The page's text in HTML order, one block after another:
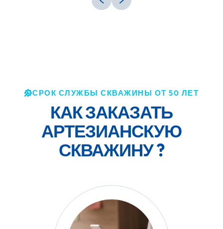
СРОК СЛУЖБЫ СКВАЖИНЫ ОТ 50 ЛЕТ
КАК ЗАКАЗАТЬ
АРТЕЗИАНСКУЮ
СКВАЖИНУ ?